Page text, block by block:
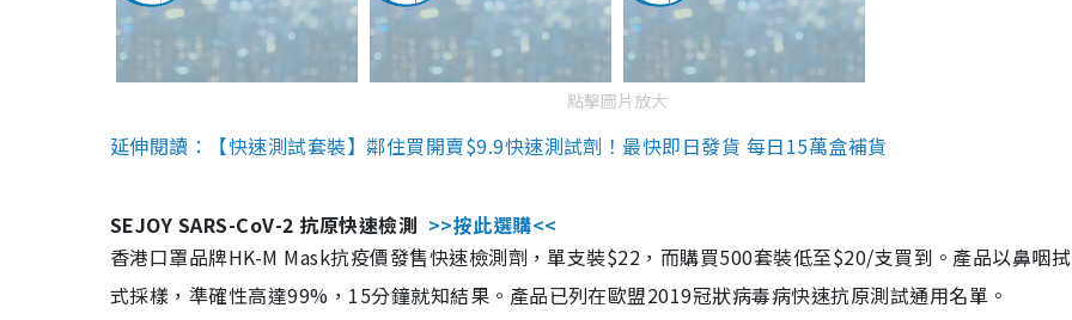
點擊圖片放大
延伸閱讀：【快速測試套裝】鄰住買開賣$9.9快速測試劑！最快即日發貨 每日15萬盒補貨
SEJOY SARS-CoV-2 抗原快速檢測 >>按此選購<<
香港口罩品牌HK-M Mask抗疫價發售快速檢測劑，單支裝$22，而購買500套裝低至$20/支買到。產品以鼻咽
式採樣，準確性高達99%，15分鐘就知結果。產品已列在歐盟2019冠狀病毒病快速抗原測試通用名單。